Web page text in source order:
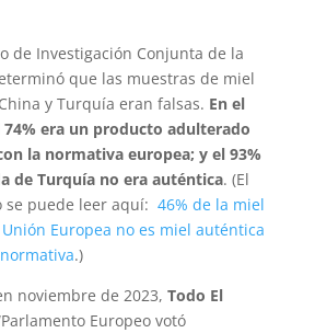
de Investigación Conjunta de la
que las muestras de miel
y Turquía eran falsas. En el
74% era un producto adulterado
la normativa europea; y el 93%
de Turquía no era auténtica. (El
puede leer aquí: 46% de la miel
Europea no es miel auténtica
.)
noviembre de 2023, Todo El
Europeo votó